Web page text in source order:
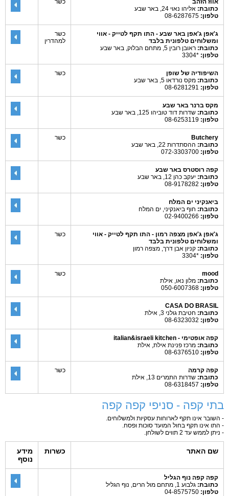
אווז הזהב
כתובת: אליהו נאוי 24, באר שבע
טלפון:
כשר
ג'אפן ג'אפן באר שבע - התו תקף לטייק - אווי
ומשלוחים טלפונית בלבד
כתובת: ראובן רובין 5, מתחם הבלוק, באר שבע
טלפון: *3304
כשר
למהדרין
השיפודיה של שופן
כתובת: מקס נורדאו 5, באר שבע
טלפון:
כשר
מקס ברנר באר שבע
כתובת: שדרות דוד טוביהו 125, באר שבע
טלפון:
Butchery
כתובת: ההסתדרות 22, באר שבע
טלפון:
כשר
קפה רוסטרס באר שבע
כתובת: יעקב כהן 12, באר שבע
טלפון:
ביאנקיני ים המלח
כתובת: חוף ביאנקיני, ים המלח
טלפון:
ג'אפן ג'אפן מצפה רמון - התו תקף לטייק - אווי
ומשלוחים טלפונית בלבד
כתובת: קניון אבן דרך, מצפה רמון
טלפון: *3304
כשר
mood
כתובת: מלון נאו, אילת
טלפון:
כשר
CASA DO BRASIL
כתובת: חטיבת גולני 3, אילת
טלפון:
קפה אופטימי - italian&israeli kitchen
כתובת: מרכז פנינת אילת, אילת
טלפון:
קפה קרמה
כתובת: שדרות התמרים 13, אילת
טלפון:
כשר
בתי קפה - סניפי קפה קפה
- השובר אינו תקף לארוחות עסקיות ולמשלוחים.
- התו אינו תקף בחול המועד סוכות ופסח.
- ניתן לממש עד 2 תווים לשולחן.
שם האתר כשרות
מידע
נוסף
קפה קפה נוף הגליל
כתובת: גלבוע 1, מתחם מול הרים, נוף הגליל
טלפון: